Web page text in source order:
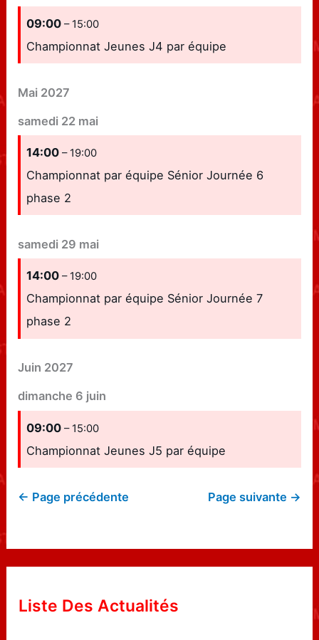
09:00– 15:00
Championnat Jeunes J4 par équipe
Mai 2027
samedi 22 mai
14:00– 19:00
Championnat par équipe Sénior Journée 6
phase 2
samedi 29 mai
14:00– 19:00
Championnat par équipe Sénior Journée 7
phase 2
Juin 2027
dimanche 6 juin
09:00– 15:00
Championnat Jeunes J5 par équipe
← Page précédente Page suivante →
Liste Des Actualités